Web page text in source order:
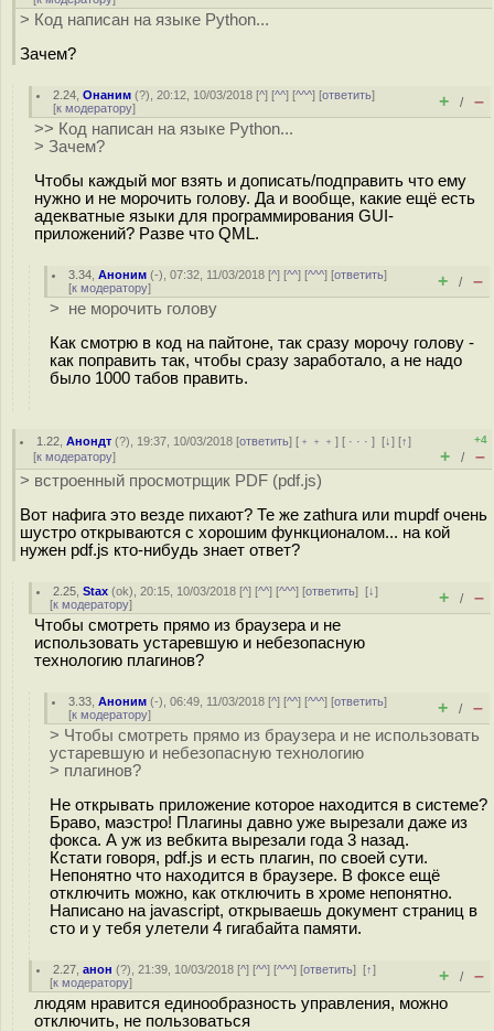
> Код написан на языке Python...
Зачем?
2.24 ,Онаним (?), 20:12, 10/03/2018 [^] [^^] [^^^] [ответить]
[к модератору] + / –
>> Код написан на языке Python...
> Зачем?
Чтобы каждый мог взять и дописать/подправить что ему
нужно и не морочить голову. Да и вообще, какие ещё есть
адекватные языки для программирования GUI-
приложений? Разве что QML.
3.34 ,Аноним (-), 07:32, 11/03/2018 [^] [^^] [^^^] [ответить]
[к модератору] + / –
> не морочить голову
Как смотрю в код на пайтоне, так сразу морочу голову -
как поправить так, чтобы сразу заработало, а не надо
было 1000 табов править.
1.22 ,Анондт (?), 19:37, 10/03/2018 [ответить] [ ﹢﹢﹢] [ · · ·][↓] [↑]
[к модератору]
+4
+ / –
> встроенный просмотрщик PDF (pdf.js)
Вот нафига это везде пихают? Те же zathura или mupdf очень
шустро открываются с хорошим функционалом... на кой
нужен pdf.js кто-нибудь знает ответ?
2.25 ,Stax (ok), 20:15, 10/03/2018 [^] [^^] [^^^] [ответить][↓]
[к модератору] + / –
Чтобы смотреть прямо из браузера и не
использовать устаревшую и небезопасную
технологию плагинов?
3.33 ,Аноним (-), 06:49, 11/03/2018 [^] [^^] [^^^] [ответить]
[к модератору] + / –
> Чтобы смотреть прямо из браузера и не использовать
устаревшую и небезопасную технологию
> плагинов?
Не открывать приложение которое находится в системе?
Браво, маэстро! Плагины давно уже вырезали даже из
фокса. А уж из вебкита вырезали года 3 назад.
Кстати говоря, pdf.js и есть плагин, по своей сути.
Непонятно что находится в браузере. В фоксе ещё
отключить можно, как отключить в хроме непонятно.
Написано на javascript, открываешь документ страниц в
сто и у тебя улетели 4 гигабайта памяти.
2.27 ,анон (?), 21:39, 10/03/2018 [^] [^^] [^^^] [ответить][↑]
[к модератору] + / –
людям нравится единообразность управления, можно
отключить, не пользоваться